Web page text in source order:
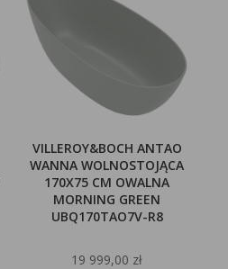
VILLEROY&BOCH ANTAO
WANNA WOLNOSTOJĄCA
170X75 CM OWALNA
MORNING GREEN
UBQ170TAO7V-R8
19 999,00 zł